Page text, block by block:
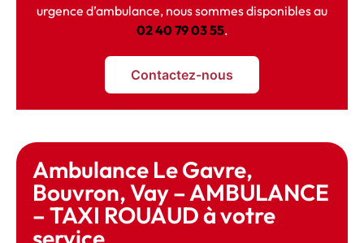
urgence d’ambulance, nous sommes disponibles au
02 40 79 03 55.
Contactez-nous
Ambulance Le Gavre,
Bouvron, Vay – AMBULANCE
– TAXI ROUAUD à votre